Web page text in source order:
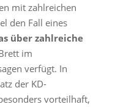
mit zahlreichen
den Fall eines
über zahlreiche
im
verfügt. In
der KD-
vorteilhaft,